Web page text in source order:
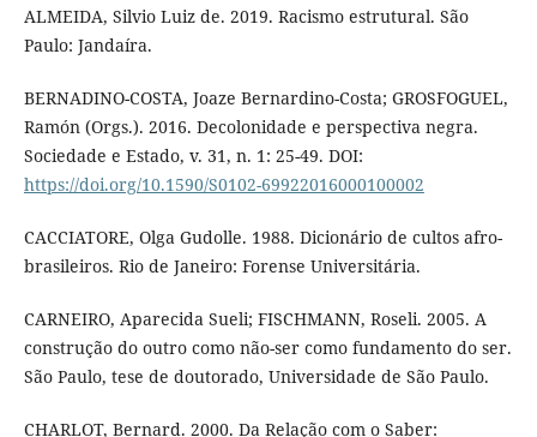
ALMEIDA, Silvio Luiz de. 2019. Racismo estrutural. São
Paulo: Jandaíra.
BERNADINO-COSTA, Joaze Bernardino-Costa; GROSFOGUEL,
Ramón (Orgs.). 2016. Decolonidade e perspectiva negra.
Sociedade e Estado, v. 31, n. 1: 25-49. DOI:
https://doi.org/10.1590/S0102-69922016000100002
CACCIATORE, Olga Gudolle. 1988. Dicionário de cultos afro-
brasileiros. Rio de Janeiro: Forense Universitária.
CARNEIRO, Aparecida Sueli; FISCHMANN, Roseli. 2005. A
construção do outro como não-ser como fundamento do ser.
São Paulo, tese de doutorado, Universidade de São Paulo.
CHARLOT, Bernard. 2000. Da Relação com o Saber: